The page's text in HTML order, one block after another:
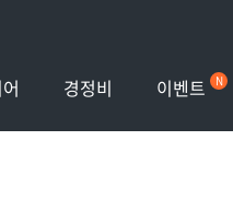
경정비 이벤트